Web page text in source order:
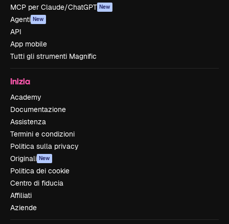
MCP per Claude/ChatGPT New
Agenti New
API
App mobile
Tutti gli strumenti Magnific
Inizia
Academy
Documentazione
Assistenza
Termini e condizioni
Politica sulla privacy
Originali New
Politica dei cookie
Centro di fiducia
Affiliati
Aziende